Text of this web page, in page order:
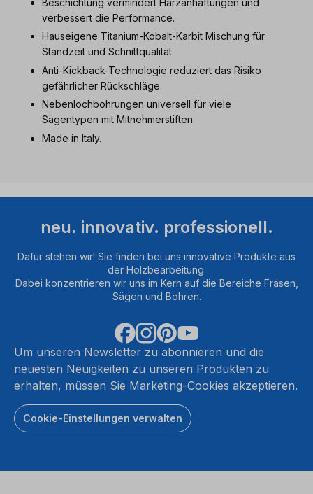
verbessert die Performance.
Hauseigene Titanium-Kobalt-Karbit Mischung für
Standzeit und Schnittqualität.
Anti-Kickback-Technologie reduziert das Risiko
gefährlicher Rückschläge.
Nebenlochbohrungen universell für viele
Sägentypen mit Mitnehmerstiften.
Made in Italy.
neu. innovativ. professionell.
Dafür stehen wir! Sie finden bei uns innovative Produkte aus
der Holzbearbeitung.
Dabei konzentrieren wir uns im Kern auf die Bereiche Fräsen,
Sägen und Bohren.
Um unseren Newsletter zu abonnieren und die
neuesten Neuigkeiten zu unseren Produkten zu
erhalten, müssen Sie Marketing-Cookies akzeptieren.
Cookie-Einstellungen verwalten